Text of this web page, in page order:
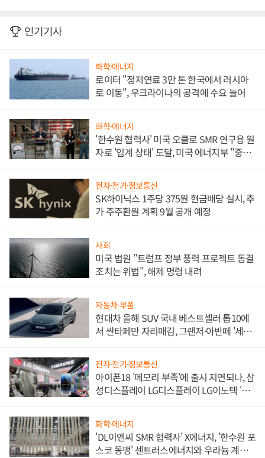
인기기사
화학·에너지
로이터 "정제연료 3만 톤 한국에서 러시아
로 이동", 우크라이나의 공격에 수요 늘어
화학·에너지
'한수원 협력사' 미국 오클로 SMR 연구용 원
자로 '임계 상태' 도달, 미국 에너지부 "중요
전자·전기·정보통신
SK하이닉스 1주당 375원 현금배당 실시, 추
가 주주환원 계획 9월 공개 예정
사회
미국 법원 "트럼프 정부 풍력 프로젝트 동결
조치는 위법", 해제 명령 내려
자동차·부품
현대차 올해 SUV 국내 베스트셀러 톱10에
서 싼타페만 자리매김, 그랜저·아반떼 '세단
전자·전기·정보통신
아이폰18 '메모리 부족'에 출시 지연되나, 삼
성디스플레이 LG디스플레이 LG이노텍 '탈
화학·에너지
'DL이앤씨 SMR 협력사' X에너지, '한수원 포
스코 동맹' 센트러스에너지와 우라늄 계약